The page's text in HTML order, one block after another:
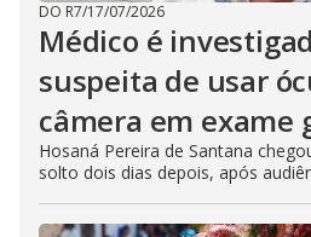
DO R7/17/07/2026
Médico é
suspeita de usar
câmera em exame
Hosaná Pereira de Santana
solto dois dias depois, após